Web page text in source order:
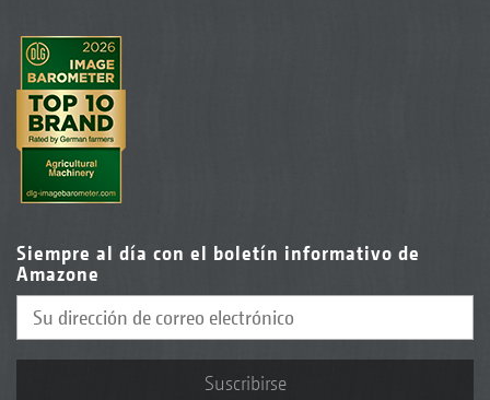
Siempre al día con el boletín informativo de
Amazone
Suscribirse